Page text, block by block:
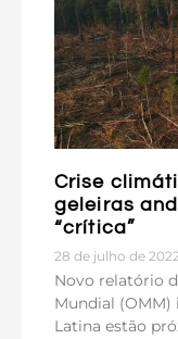
Crise
geleiras
“crítica”
28 de julho de 2022
Novo relatório
Mundial (OMM)
Latina estão